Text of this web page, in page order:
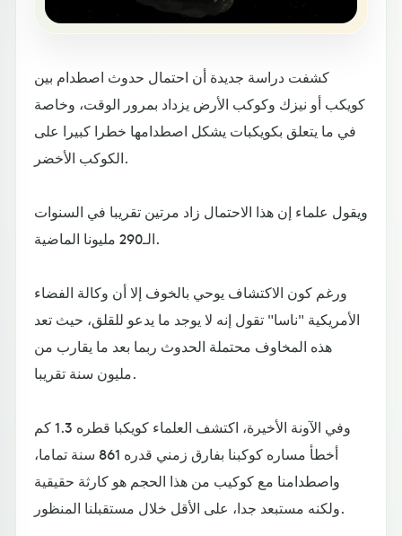
كشفت دراسة جديدة أن احتمال حدوث اصطدام بين
كويكب أو نيزك وكوكب الأرض يزداد بمرور الوقت، وخاصة
في ما يتعلق بكويكبات يشكل اصطدامها خطرا كبيرا على
الكوكب الأخضر.
ويقول علماء إن هذا الاحتمال زاد مرتين تقريبا في السنوات
الـ290 مليونا الماضية.
ورغم كون الاكتشاف يوحي بالخوف إلا أن وكالة الفضاء
الأمريكية "ناسا" تقول إنه لا يوجد ما يدعو للقلق، حيث تعد
هذه المخاوف محتملة الحدوث ربما بعد ما يقارب من
مليون سنة تقريبا.
وفي الآونة الأخيرة، اكتشف العلماء كويكبا قطره 1.3 كم
أخطأ مساره كوكبنا بفارق زمني قدره 861 سنة تماما،
واصطدامنا مع كوكيب من هذا الحجم هو كارثة حقيقية
ولكنه مستبعد جدا، على الأقل خلال مستقبلنا المنظور.